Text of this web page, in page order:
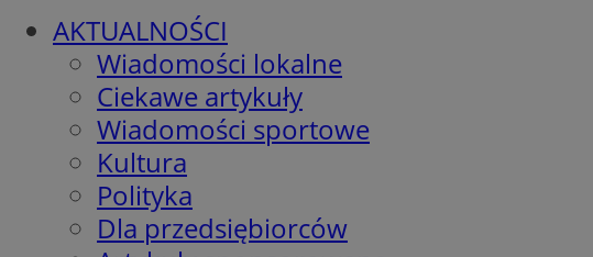
AKTUALNOŚCI
Wiadomości lokalne
Ciekawe artykuły
Wiadomości sportowe
Kultura
Polityka
Dla przedsiębiorców